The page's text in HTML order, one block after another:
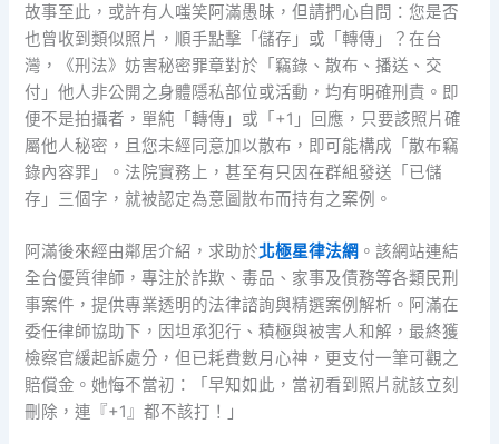
故事至此，或許有人嗤笑阿滿愚昧，但請捫心自問：您是否
也曾收到類似照片，順手點擊「儲存」或「轉傳」？在台
灣，《刑法》妨害秘密罪章對於「竊錄、散布、播送、交
付」他人非公開之身體隱私部位或活動，均有明確刑責。即
便不是拍攝者，單純「轉傳」或「+1」回應，只要該照片確
屬他人秘密，且您未經同意加以散布，即可能構成「散布竊
錄內容罪」。法院實務上，甚至有只因在群組發送「已儲
存」三個字，就被認定為意圖散布而持有之案例。
阿滿後來經由鄰居介紹，求助於北極星律法網 。該網站連結
全台優質律師，專注於詐欺、毒品、家事及債務等各類民刑
事案件，提供專業透明的法律諮詢與精選案例解析。阿滿在
委任律師協助下，因坦承犯行、積極與被害人和解，最終獲
檢察官緩起訴處分，但已耗費數月心神，更支付一筆可觀之
賠償金。她悔不當初：「早知如此，當初看到照片就該立刻
刪除，連『+1』都不該打！」